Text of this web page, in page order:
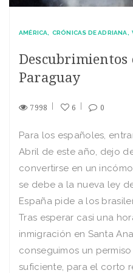
AMÉRICA CRÓNICAS DE ADRIANA
Descubrimientos
Paraguay
7998 6 0
Para los españoles,
Abril de este año, dejo
convertirse en un
se debe a la nueva ley
España pide a los
Tras esperar casi una
inmigración en Santa
conseguimos un
suficiente, para el corto